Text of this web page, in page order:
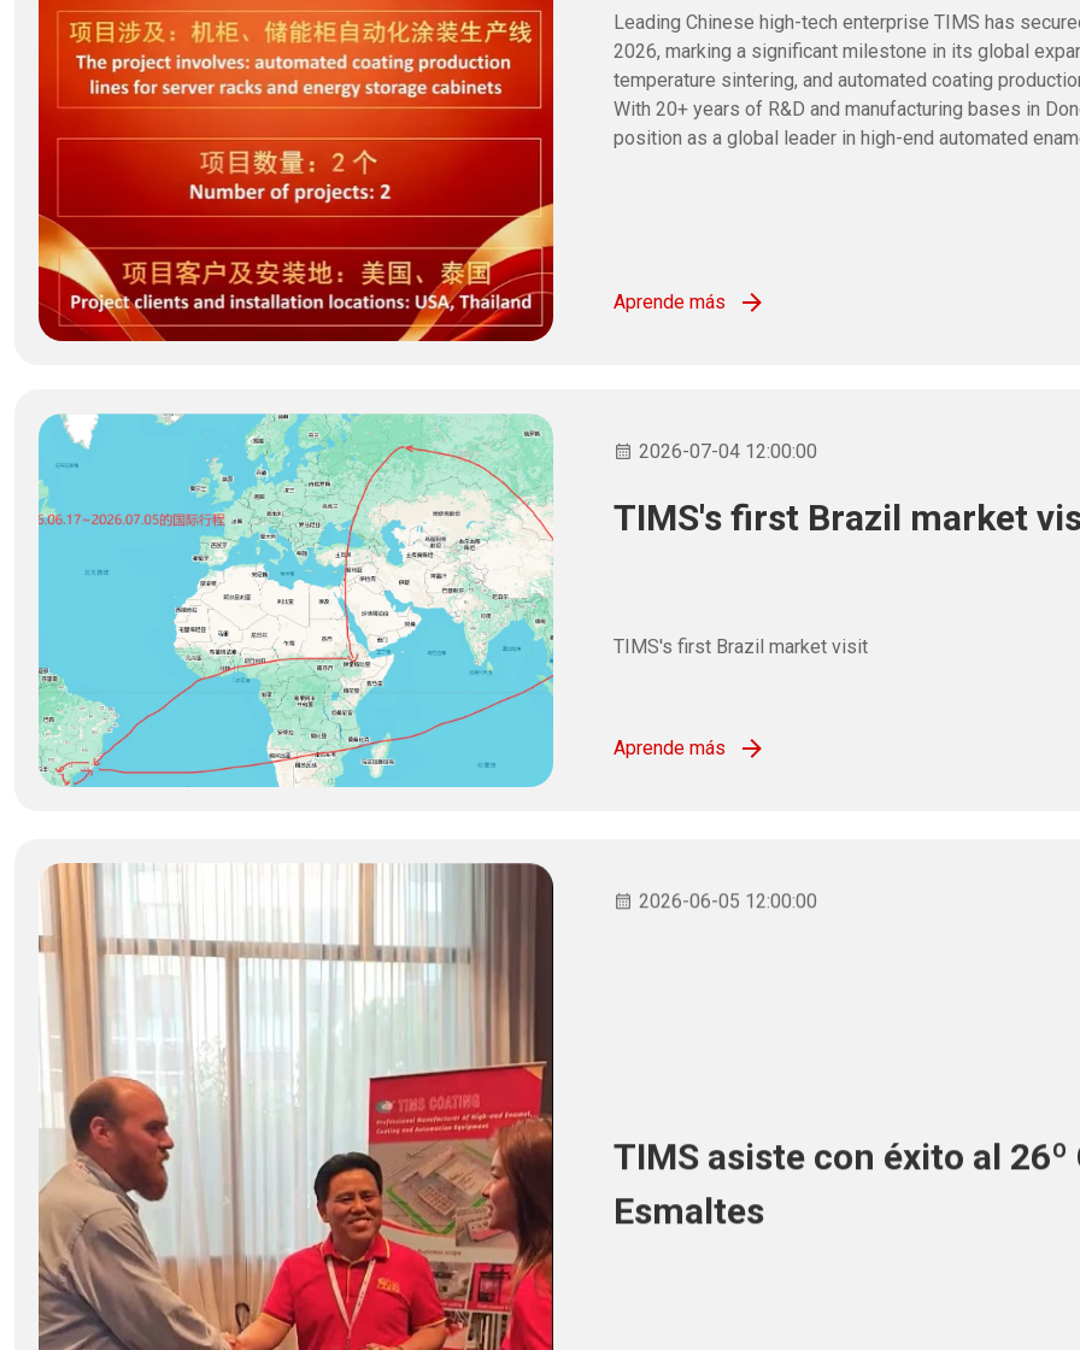
Leading Chinese high-tech enterprise TIMS has
2026, marking a significant milestone in its global
temperature sintering, and automated coating
With 20+ years of R&D and manufacturing bases in
position as a global leader in high-end automated
Aprende más
2026-07-04 12:00:00
TIMS's first Brazil market
TIMS's first Brazil market visit
Aprende más
2026-06-05 12:00:00
TIMS asiste con éxito al
Esmaltes